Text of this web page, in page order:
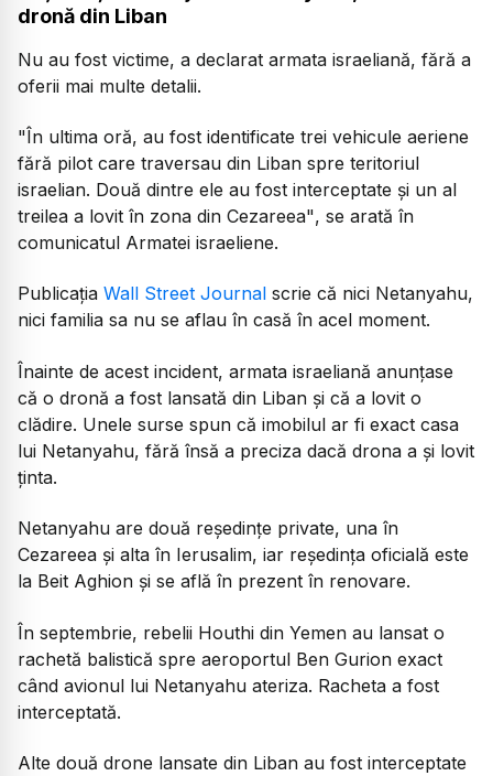
dronă din Liban
Nu au fost victime, a declarat armata israeliană, fără a
oferii mai multe detalii.
"În ultima oră, au fost identificate trei vehicule aeriene
fără pilot care traversau din Liban spre teritoriul
israelian. Două dintre ele au fost interceptate şi un al
treilea a lovit în zona din Cezareea", se arată în
comunicatul Armatei israeliene.
Publicația Wall Street Journal scrie că nici Netanyahu,
nici familia sa nu se aflau în casă în acel moment.
Înainte de acest incident, armata israeliană anunțase
că o dronă a fost lansată din Liban și că a lovit o
clădire. Unele surse spun că imobilul ar fi exact casa
lui Netanyahu, fără însă a preciza dacă drona a și lovit
ținta.
Netanyahu are două reședințe private, una în
Cezareea și alta în Ierusalim, iar reședința oficială este
la Beit Aghion și se află în prezent în renovare.
În septembrie, rebelii Houthi din Yemen au lansat o
rachetă balistică spre aeroportul Ben Gurion exact
când avionul lui Netanyahu ateriza. Racheta a fost
interceptată.
Alte două drone lansate din Liban au fost interceptate